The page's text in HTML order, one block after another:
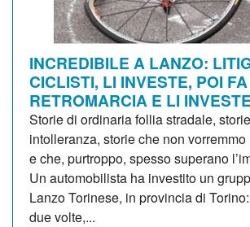
INCREDIBILE A LANZO:
CICLISTI, LI INVESTE, POI FA
RETROMARCIA E LI
Storie di ordinaria follia stradale,
intolleranza, storie che non
e che, purtroppo, spesso superano
Un automobilista ha investito un
Lanzo Torinese, in provincia di
due volte,...